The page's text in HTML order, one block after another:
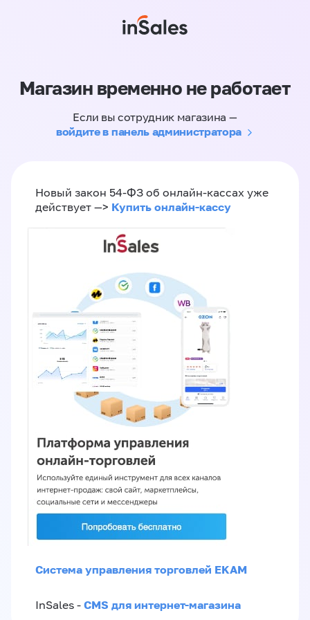
Магазин временно не работает
Если вы сотрудник магазина —
войдите в панель администратора
Новый закон 54-ФЗ об онлайн-кассах уже
действует —> Купить онлайн-кассу
Система управления торговлей EKAM
InSales - CMS для интернет-магазина